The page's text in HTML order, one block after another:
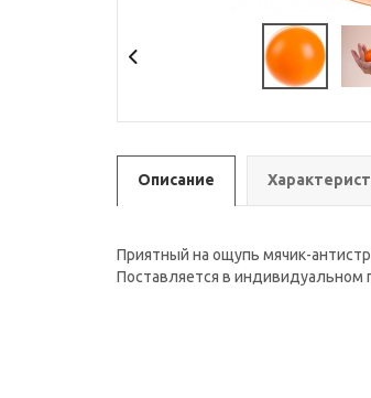
Описание
Приятный на ощупь мячик-
Поставляется в индивидуальном